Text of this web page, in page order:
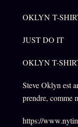
OKLYN T-
JUST DO IT
OKLYN T-
Steve Oklyn est
prendre, comme
https://